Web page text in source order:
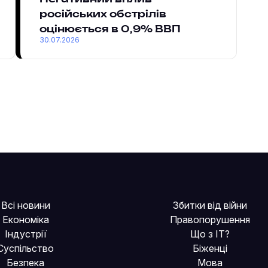
російських обстрілів
оцінюється в 0,9% ВВП
30.07.2026
Всі новини
Економіка
Індустрії
Безпека
Збитки від війни
Правопорушення
Що з IT?
Біженці
Мова